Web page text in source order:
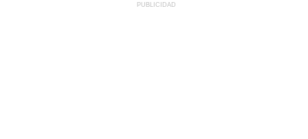
PUBLICIDAD